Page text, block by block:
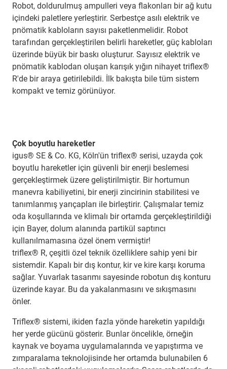
Robot, doldurulmuş ampulleri veya flakonları bir ağ kutu
içindeki paletlere yerleştirir. Serbestçe asılı elektrik ve
pnömatik kabloların sayısı paketlenmelidir. Robot
tarafından gerçekleştirilen belirli hareketler, güç kabloları
üzerinde büyük bir baskı oluşturur. Sayısız elektrik ve
pnömatik kablodan oluşan karışık yığın nihayet triflex®
R'de bir araya getirilebildi. İlk bakışta bile tüm sistem
kompakt ve temiz görünüyor.
Çok boyutlu hareketler
igus® SE & Co. KG, Köln'ün triflex® serisi, uzayda çok
boyutlu hareketler için güvenli bir enerji beslemesi
gerçekleştirmek üzere geliştirilmiştir. Bir hortumun
manevra kabiliyetini, bir enerji zincirinin stabilitesi ve
tanımlanmış yarıçapları ile birleştirir. Çalışmalar temiz
oda koşullarında ve klimalı bir ortamda gerçekleştirildiği
için Bayer, dolum alanında partikül saptırıcı
kullanılmamasına özel önem vermiştir!
triflex® R, çeşitli özel teknik özelliklere sahip yeni bir
sistemdir. Kapalı bir dış kontur, kir ve kire karşı koruma
sağlar. Yuvarlak tasarımı sayesinde robotun dış konturu
üzerinde kayar. Bu da yakalanmasını ve sıkışmasını
önler.
Triflex® sistemi, ikiden fazla yönde hareketin yapıldığı
her yerde gücünü gösterir. Bunlar öncelikle, örneğin
kaynak ve boyama uygulamalarında ve yapıştırma ve
zımparalama teknolojisinde her ortamda bulunabilen 6